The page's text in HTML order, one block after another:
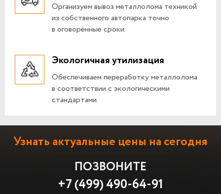
Организуем вывоз металлолома техникой
из собственного автопарка точно
в оговорённые сроки.
Экологичная утилизация
Обеспечиваем переработку металлолома
в соответствии с экологическими
стандартами.
Узнать актуальные цены на сегодня
ПОЗВОНИТЕ
+7 (499) 490-64-91